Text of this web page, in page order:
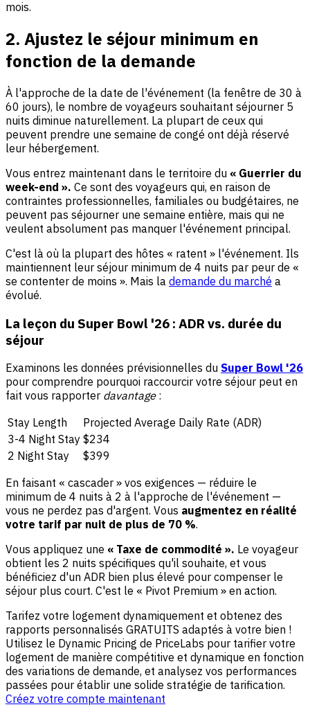
mois.
2. Ajustez le séjour minimum en
fonction de la demande
À l'approche de la date de l'événement (la fenêtre de 30 à
60 jours), le nombre de voyageurs souhaitant séjourner 5
nuits diminue naturellement. La plupart de ceux qui
peuvent prendre une semaine de congé ont déjà réservé
leur hébergement.
Vous entrez maintenant dans le territoire du « Guerrier du
week-end ». Ce sont des voyageurs qui, en raison de
contraintes professionnelles, familiales ou budgétaires, ne
peuvent pas séjourner une semaine entière, mais qui ne
veulent absolument pas manquer l'événement principal.
C'est là où la plupart des hôtes « ratent » l'événement. Ils
maintiennent leur séjour minimum de 4 nuits par peur de «
se contenter de moins ». Mais la demande du marché a
évolué.
La leçon du Super Bowl '26 : ADR vs. durée du
séjour
Examinons les données prévisionnelles du Super Bowl '26
pour comprendre pourquoi raccourcir votre séjour peut en
fait vous rapporter davantage:
Stay Length
Projected Average Daily Rate (ADR)
3-4 Night Stay $234
2 Night Stay
$399
En faisant « cascader » vos exigences — réduire le
minimum de 4 nuits à 2 à l'approche de l'événement —
vous ne perdez pas d'argent. Vous augmentez en réalité
votre tarif par nuit de plus de 70 %.
Vous appliquez une « Taxe de commodité ». Le voyageur
obtient les 2 nuits spécifiques qu'il souhaite, et vous
bénéficiez d'un ADR bien plus élevé pour compenser le
séjour plus court. C'est le « Pivot Premium » en action.
Tarifez votre logement dynamiquement et obtenez des
rapports personnalisés GRATUITS adaptés à votre bien !
Utilisez le Dynamic Pricing de PriceLabs pour tarifier votre
logement de manière compétitive et dynamique en fonction
des variations de demande, et analysez vos performances
passées pour établir une solide stratégie de tarification.
Créez votre compte maintenant